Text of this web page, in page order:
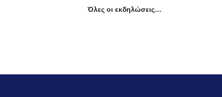
Όλες οι εκδηλώσεις…